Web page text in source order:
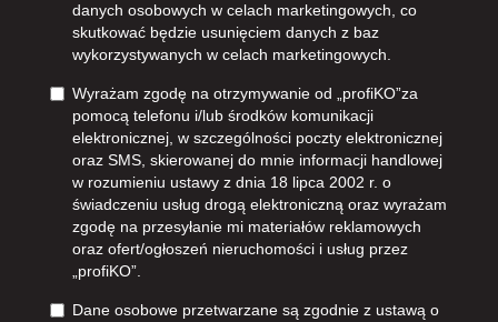
danych osobowych w celach marketingowych, co
skutkować będzie usunięciem danych z baz
wykorzystywanych w celach marketingowych.
Wyrażam zgodę na otrzymywanie od „profiKO”za
pomocą telefonu i/lub środków komunikacji
elektronicznej, w szczególności poczty elektronicznej
oraz SMS, skierowanej do mnie informacji handlowej
w rozumieniu ustawy z dnia 18 lipca 2002 r. o
świadczeniu usług drogą elektroniczną oraz wyrażam
zgodę na przesyłanie mi materiałów reklamowych
oraz ofert/ogłoszeń nieruchomości i usług przez
„profiKO”.
Dane osobowe przetwarzane są zgodnie z ustawą o